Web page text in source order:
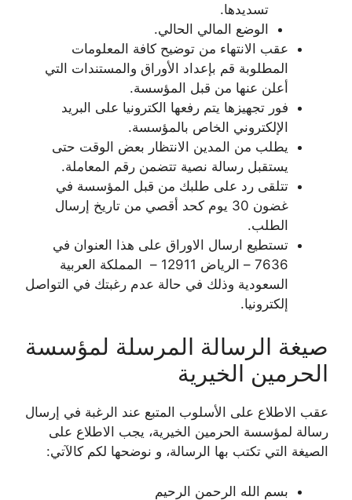
تسديدها.
الوضع المالي الحالي.
عقب الانتهاء من توضيح كافة المعلومات
المطلوبة قم بإعداد الأوراق والمستندات التي
أعلن عنها من قبل المؤسسة.
فور تجهيزها يتم رفعها الكترونيا على البريد
الإلكتروني الخاص بالمؤسسة.
يطلب من المدين الانتظار بعض الوقت حتى
يستقبل رسالة نصية تتضمن رقم المعاملة.
تتلقى رد على طلبك من قبل المؤسسة في
غضون 30 يوم كحد أقصي من تاريخ إرسال
الطلب.
تستطيع ارسال الاوراق على هذا العنوان في
7636 – الرياض 12911 – المملكة العربية
السعودية وذلك في حالة عدم رغبتك في التواصل
إلكترونيا.
صيغة الرسالة المرسلة لمؤسسة
الحرمين الخيرية
عقب الاطلاع على الأسلوب المتبع عند الرغبة في إرسال
رسالة لمؤسسة الحرمين الخيرية، يجب الاطلاع على
الصيغة التي تكتب بها الرسالة، و نوضحها لكم كالآتي:
بسم الله الرحمن الرحيم